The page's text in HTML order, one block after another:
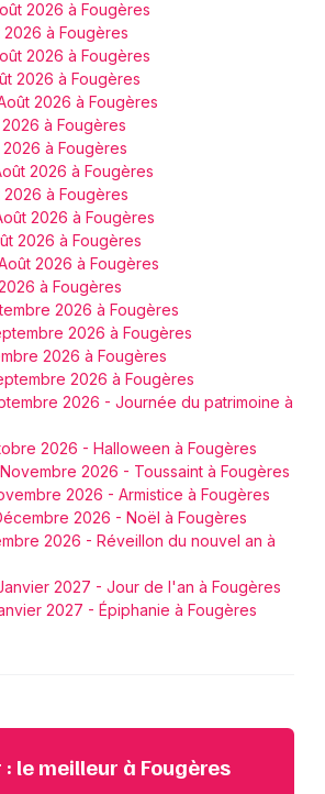
2026 à Fougères
à Fougères
2026 à Fougères
2026 à Fougères
2026 à Fougères
à Fougères
à Fougères
2026 à Fougères
à Fougères
2026 à Fougères
2026 à Fougères
2026 à Fougères
à Fougères
2026 à Fougères
2026 à Fougères
2026 à Fougères
2026 à Fougères
2026 - Journée du patrimoine à
2026 - Halloween à Fougères
2026 - Toussaint à Fougères
2026 - Armistice à Fougères
2026 - Noël à Fougères
2026 - Réveillon du nouvel an à
2027 - Jour de l'an à Fougères
2027 - Épiphanie à Fougères
le meilleur à Fougères